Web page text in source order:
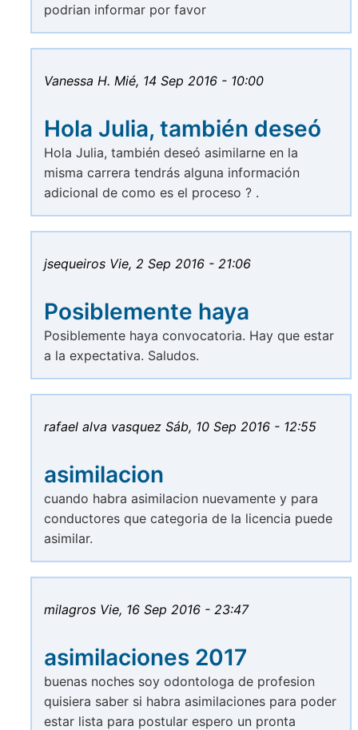
podrian informar por favor
Vanessa H. Mié, 14 Sep 2016 - 10:00
Hola Julia, también deseó
Hola Julia, también deseó asimilarne en la
misma carrera tendrás alguna información
adicional de como es el proceso ? .
jsequeiros Vie, 2 Sep 2016 - 21:06
Posiblemente haya
Posiblemente haya convocatoria. Hay que estar
a la expectativa. Saludos.
rafael alva vasquez Sáb, 10 Sep 2016 - 12:55
asimilacion
cuando habra asimilacion nuevamente y para
conductores que categoria de la licencia puede
asimilar.
milagros Vie, 16 Sep 2016 - 23:47
asimilaciones 2017
buenas noches soy odontologa de profesion
quisiera saber si habra asimilaciones para poder
estar lista para postular espero un pronta